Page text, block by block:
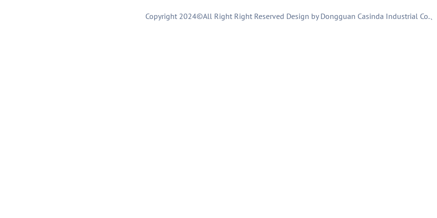
Copyright 2024©All Right Right Reserved Design by Dongguan Casinda Industrial Co.、